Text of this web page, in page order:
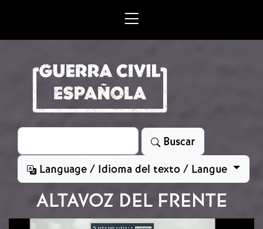
Search
Buscar
Language / Idioma del texto / Langue
ALTAVOZ DEL FRENTE